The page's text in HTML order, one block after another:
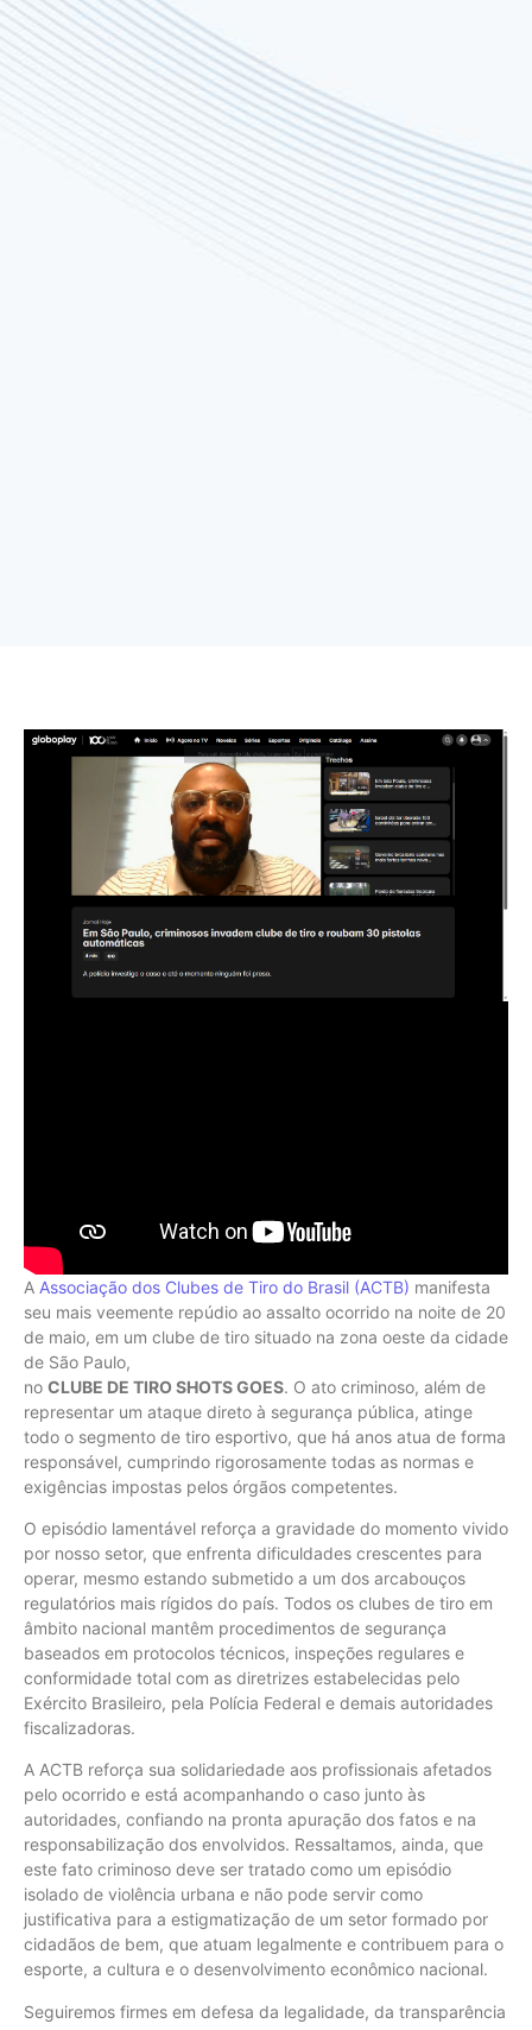
A Associação dos Clubes de Tiro do Brasil (ACTB) manifesta
seu mais veemente repúdio ao assalto ocorrido na noite de 20
de maio, em um clube de tiro situado na zona oeste da cidade
de São Paulo,
no CLUBE DE TIRO SHOTS GOES. O ato criminoso, além de
representar um ataque direto à segurança pública, atinge
todo o segmento de tiro esportivo, que há anos atua de forma
responsável, cumprindo rigorosamente todas as normas e
exigências impostas pelos órgãos competentes.
O episódio lamentável reforça a gravidade do momento vivido
por nosso setor, que enfrenta dificuldades crescentes para
operar, mesmo estando submetido a um dos arcabouços
regulatórios mais rígidos do país. Todos os clubes de tiro em
âmbito nacional mantêm procedimentos de segurança
baseados em protocolos técnicos, inspeções regulares e
conformidade total com as diretrizes estabelecidas pelo
Exército Brasileiro, pela Polícia Federal e demais autoridades
fiscalizadoras.
A ACTB reforça sua solidariedade aos profissionais afetados
pelo ocorrido e está acompanhando o caso junto às
autoridades, confiando na pronta apuração dos fatos e na
responsabilização dos envolvidos. Ressaltamos, ainda, que
este fato criminoso deve ser tratado como um episódio
isolado de violência urbana e não pode servir como
justificativa para a estigmatização de um setor formado por
cidadãos de bem, que atuam legalmente e contribuem para o
esporte, a cultura e o desenvolvimento econômico nacional.
Seguiremos firmes em defesa da legalidade, da transparência